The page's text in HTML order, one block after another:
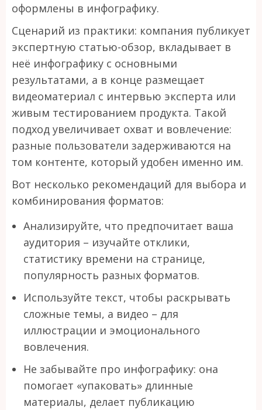
оформлены в инфографику.
Сценарий из практики: компания публикует
экспертную статью-обзор, вкладывает в
неё инфографику с основными
результатами, а в конце размещает
видеоматериал с интервью эксперта или
живым тестированием продукта. Такой
подход увеличивает охват и вовлечение:
разные пользователи задерживаются на
том контенте, который удобен именно им.
Вот несколько рекомендаций для выбора и
комбинирования форматов:
Анализируйте, что предпочитает ваша
аудитория – изучайте отклики,
статистику времени на странице,
популярность разных форматов.
Используйте текст, чтобы раскрывать
сложные темы, а видео – для
иллюстрации и эмоционального
вовлечения.
Не забывайте про инфографику: она
помогает «упаковать» длинные
материалы, делает публикацию